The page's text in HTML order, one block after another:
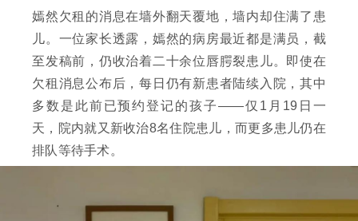
嫣然欠租的消息在墙外翻天覆地，墙内却住满了患
儿。一位家长透露，嫣然的病房最近都是满员，截
至发稿前，仍收治着二十余位唇腭裂患儿。即使在
欠租消息公布后，每日仍有新患者陆续入院，其中
多数是此前已预约登记的孩子——仅1月19日一
天，院内就又新收治8名住院患儿，而更多患儿仍在
排队等待手术。